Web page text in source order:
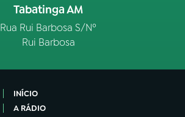
Tabatinga AM
Rua Rui Barbosa S/Nº
Rui Barbosa
INÍCIO
A RÁDIO